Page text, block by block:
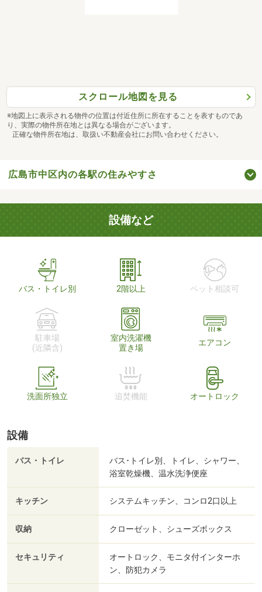
スクロール地図を見る
※地図上に表示される物件の位置は付近住所に所在することを表すものであ
り、実際の物件所在地とは異なる場合がございます。
正確な物件所在地は、取扱い不動産会社にお問い合わせください。
広島市中区内の各駅の住みやすさ
設備など
バス・トイレ別 2階以上 ペット相談可
駐車場
(近隣含)
室内洗濯機
置き場
エアコン
洗面所独立 追焚機能 オートロック
設備
バス・トイレ
バス･トイレ別、トイレ、シャワー、
浴室乾燥機、温水洗浄便座
キッチン システムキッチン、コンロ2口以上
収納 クローゼット、シューズボックス
セキュリティ
オートロック、モニタ付インターホ
ン、防犯カメラ